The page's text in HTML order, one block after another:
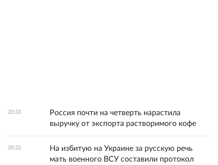
20:33
Россия почти на четверть нарастила
выручку от экспорта растворимого кофе
20:22
На избитую на Украине за русскую речь
мать военного ВСУ составили протокол